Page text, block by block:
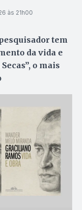
às 21h00
tem
da vida e
o mais